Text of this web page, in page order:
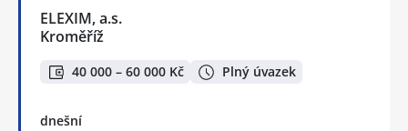
ELEXIM, a.s.
Kroměříž
40 000 – 60 000 Kč Plný úvazek
dnešní